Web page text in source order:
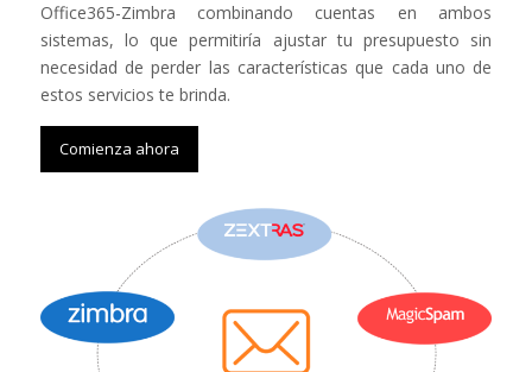
Office365-Zimbra combinando cuentas en ambos
sistemas, lo que permitiría ajustar tu presupuesto sin
necesidad de perder las características que cada uno de
estos servicios te brinda.
Comienza ahora